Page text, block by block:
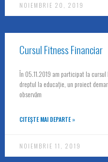
NOIEMBRIE 20, 2019
Cursul Fitness Financiar
În 05.11.2019 am participat la
dreptul la educație, un proiect
observăm
CITEȘTE MAI DEPARTE »
NOIEMBRIE 11, 2019